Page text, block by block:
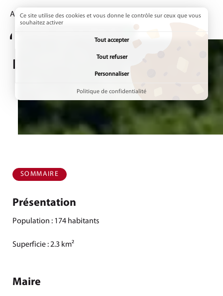
Accueil Annuaires Communes Page active :
Dampjoux
Dampjoux
Présentation
Population : 174 habitants
Superficie : 2.3 km²
Maire
SOMMAIRE
Ce site utilise des cookies et vous donne le contrôle sur ceux que vous
souhaitez activer
Tout accepter
Tout refuser
Personnaliser
Politique de confidentialité